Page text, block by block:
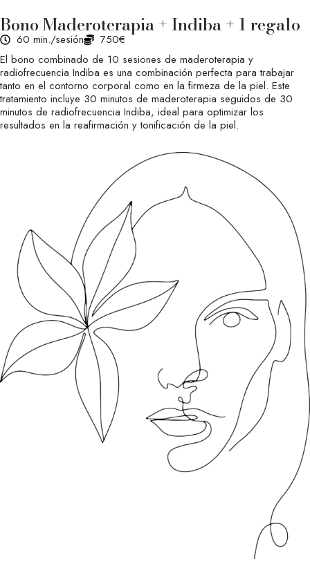
Bono Maderoterapia + Indiba + 1 regalo
60 min./sesión
750€
El bono combinado de 10 sesiones de maderoterapia y
radiofrecuencia Indiba es una combinación perfecta para trabajar
tanto en el contorno corporal como en la firmeza de la piel. Este
tratamiento incluye 30 minutos de maderoterapia seguidos de 30
minutos de radiofrecuencia Indiba, ideal para optimizar los
resultados en la reafirmación y tonificación de la piel.